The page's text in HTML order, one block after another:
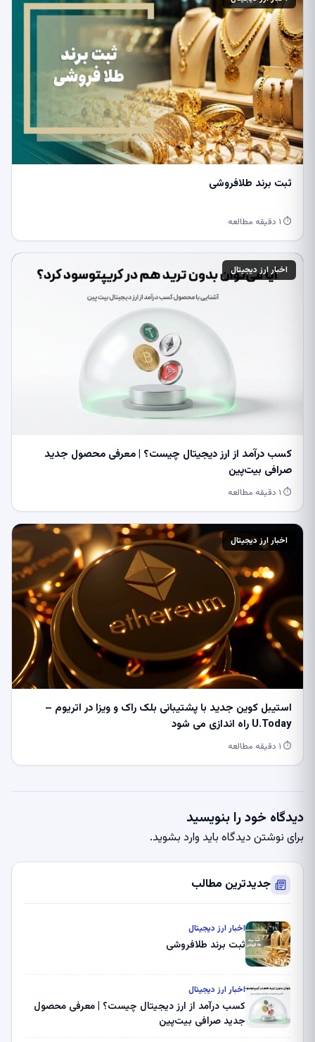
ثبت برند طلافروشی
⏱ ۱ دقیقه مطالعه
اخبار ارز دیجیتال
کسب درآمد از ارز دیجیتال چیست؟ | معرفی محصول جدید
صرافی بیت‌پین
⏱ ۱ دقیقه مطالعه
اخبار ارز دیجیتال
استیبل کوین جدید با پشتیبانی بلک راک و ویزا در اتریوم –
U.Today راه اندازی می شود
⏱ ۱ دقیقه مطالعه
دیدگاه خود را بنویسید
برای نوشتن دیدگاه باید وارد بشوید.
جدیدترین مطالب
اخبار ارز دیجیتال
ثبت برند طلافروشی
اخبار ارز دیجیتال
کسب درآمد از ارز دیجیتال چیست؟ | معرفی محصول
جدید صرافی بیت‌پین